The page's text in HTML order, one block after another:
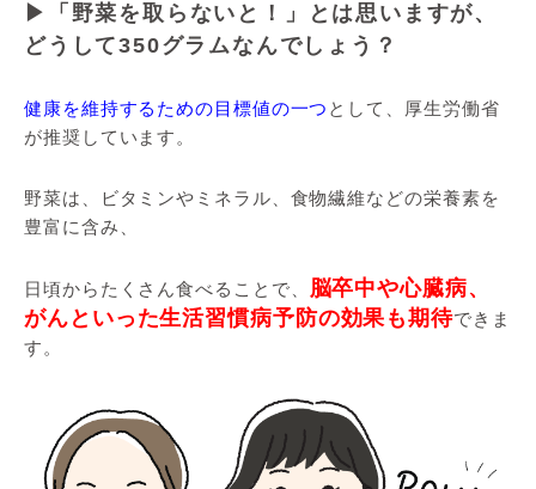
▶「野菜を取らないと！」とは思いますが、
どうして350グラムなんでしょう？
健康を維持するための目標値の一つ として、厚生労働省
が推奨しています。
野菜は、ビタミンやミネラル、食物繊維などの栄養素を
豊富に含み、
日頃からたくさん食べることで、 脳卒中や心臓病、
がんといった生活習慣病予防の効果も期待できま
す。